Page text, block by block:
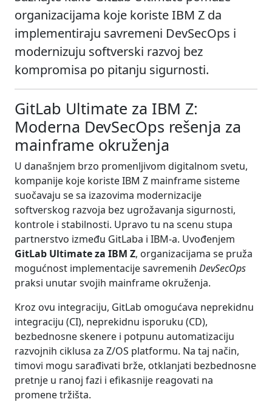
organizacijama koje koriste IBM Z da
implementiraju savremeni DevSecOps i
modernizuju softverski razvoj bez
kompromisa po pitanju sigurnosti.
GitLab Ultimate za IBM Z:
Moderna DevSecOps rešenja za
mainframe okruženja
U današnjem brzo promenljivom digitalnom svetu,
kompanije koje koriste IBM Z mainframe sisteme
suočavaju se sa izazovima modernizacije
softverskog razvoja bez ugrožavanja sigurnosti,
kontrole i stabilnosti. Upravo tu na scenu stupa
partnerstvo između GitLaba i IBM-a. Uvođenjem
GitLab Ultimate za IBM Z, organizacijama se pruža
mogućnost implementacije savremenih DevSecOps
praksi unutar svojih mainframe okruženja.
Kroz ovu integraciju, GitLab omogućava neprekidnu
integraciju (CI), neprekidnu isporuku (CD),
bezbednosne skenere i potpunu automatizaciju
razvojnih ciklusa za Z/OS platformu. Na taj način,
timovi mogu sarađivati brže, otklanjati bezbednosne
pretnje u ranoj fazi i efikasnije reagovati na
promene tržišta.